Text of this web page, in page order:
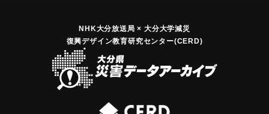
NHK大分放送局 × 大分大学減災
復興デザイン教育研究センター(CERD)